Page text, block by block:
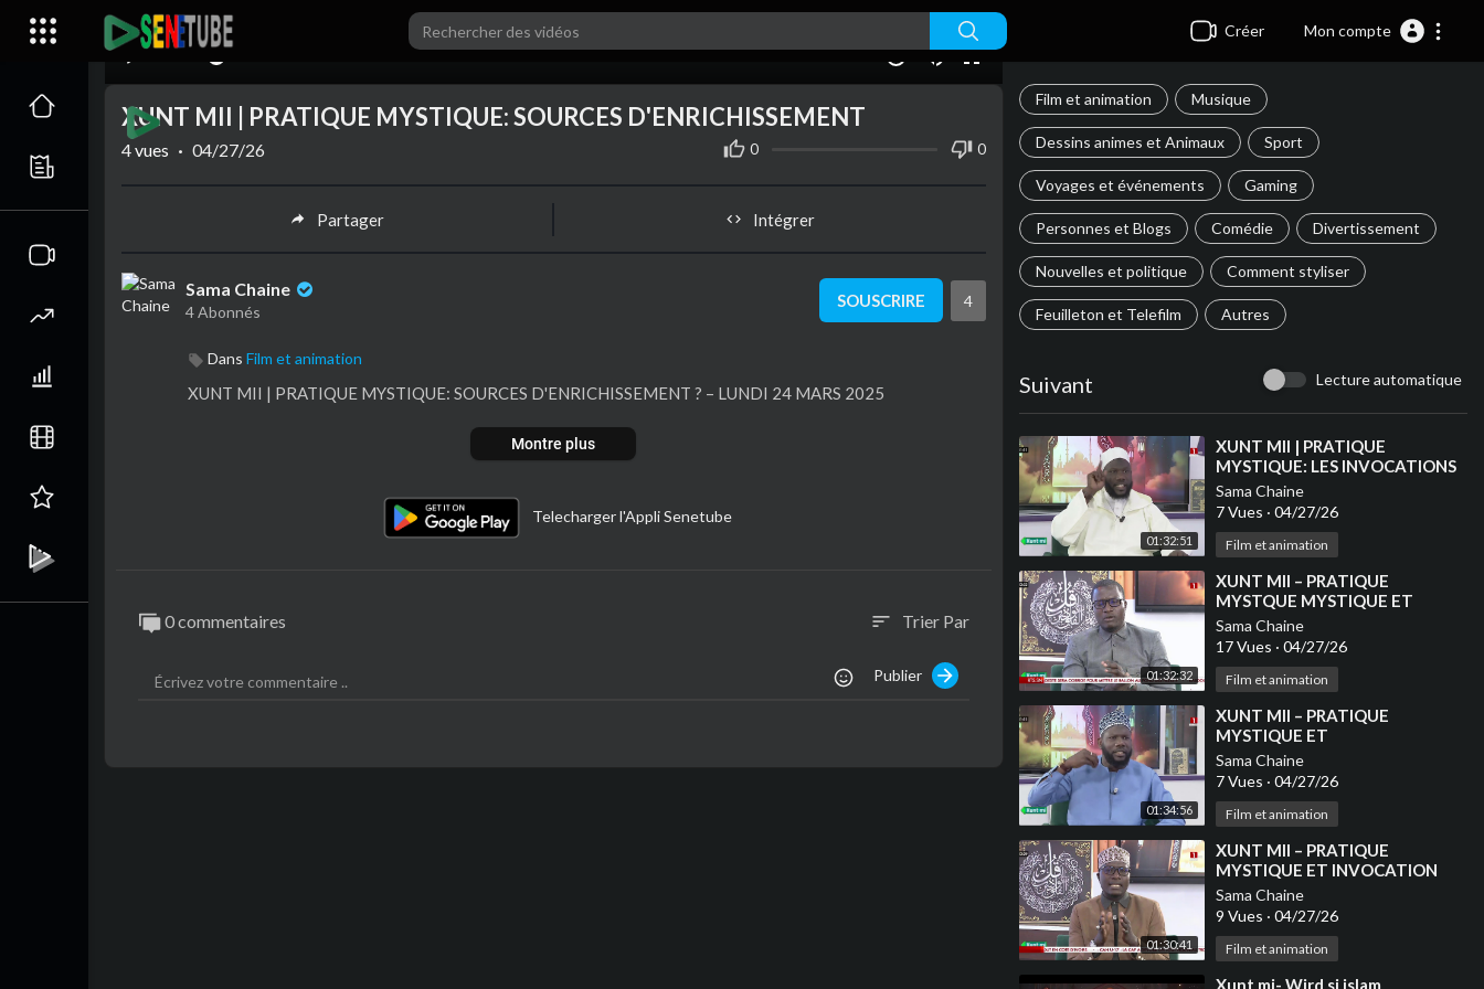
Créer Mon compte
Film et animation Musique
Dessins animes et Animaux Sport
Voyages et événements Gaming
Personnes et Blogs Comédie Divertissement
Nouvelles et politique Comment styliser
Feuilleton et Telefilm Autres
Suivant Lecture automatique
01:32:51
⁣XUNT MII | PRATIQUE
MYSTIQUE: LES INVOCATIONS
– 20 MARS 2025
Sama Chaine
7 Vues · 04/27/26
Film et animation
01:32:32
⁣XUNT MII – PRATIQUE
MYSTQUE MYSTIQUE ET
ENRICHISSEMENT
Sama Chaine
17 Vues · 04/27/26
Film et animation
01:34:56
⁣XUNT MII – PRATIQUE
MYSTIQUE ET
ENRICHISSEMENT
Sama Chaine
7 Vues · 04/27/26
Film et animation
01:30:41
⁣XUNT MII – PRATIQUE
MYSTIQUE ET INVOCATION
Sama Chaine
9 Vues · 04/27/26
Film et animation
⁣Xunt mi- Wird si islam
XUNT MII | PRATIQUE MYSTIQUE: SOURCES D'ENRICHISSEMENT
0 0
4vues · 04/27/26
Partager Intégrer
Sama Chaine
4 Abonnés
SOUSCRIRE 4
Dans Film et animation
⁣XUNT MII | PRATIQUE MYSTIQUE: SOURCES D'ENRICHISSEMENT ? – LUNDI 24 MARS 2025
Montre plus
Telecharger l'Appli Senetube
0 commentaires sort Trier Par
Publier